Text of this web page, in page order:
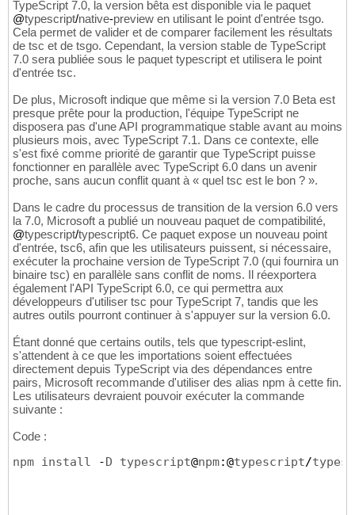
TypeScript 7.0, la version bêta est disponible via le paquet
@typescript/native-preview en utilisant le point d'entrée tsgo.
Cela permet de valider et de comparer facilement les résultats
de tsc et de tsgo. Cependant, la version stable de TypeScript
7.0 sera publiée sous le paquet typescript et utilisera le point
d'entrée tsc.
De plus, Microsoft indique que même si la version 7.0 Beta est
presque prête pour la production, l'équipe TypeScript ne
disposera pas d'une API programmatique stable avant au moins
plusieurs mois, avec TypeScript 7.1. Dans ce contexte, elle
s'est fixé comme priorité de garantir que TypeScript puisse
fonctionner en parallèle avec TypeScript 6.0 dans un avenir
proche, sans aucun conflit quant à « quel tsc est le bon ? ».
Dans le cadre du processus de transition de la version 6.0 vers
la 7.0, Microsoft a publié un nouveau paquet de compatibilité,
@typescript/typescript6. Ce paquet expose un nouveau point
d'entrée, tsc6, afin que les utilisateurs puissent, si nécessaire,
exécuter la prochaine version de TypeScript 7.0 (qui fournira un
binaire tsc) en parallèle sans conflit de noms. Il réexportera
également l'API TypeScript 6.0, ce qui permettra aux
développeurs d'utiliser tsc pour TypeScript 7, tandis que les
autres outils pourront continuer à s'appuyer sur la version 6.0.
Étant donné que certains outils, tels que typescript-eslint,
s'attendent à ce que les importations soient effectuées
directement depuis TypeScript via des dépendances entre
pairs, Microsoft recommande d'utiliser des alias npm à cette fin.
Les utilisateurs devraient pouvoir exécuter la commande
suivante :
Code :
npm install - D typescript@npm:@typescript/